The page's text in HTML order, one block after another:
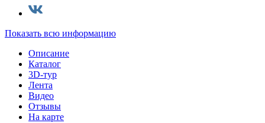
Показать всю информацию
Описание
Каталог
3D-тур
Лента
Видео
Отзывы
На карте